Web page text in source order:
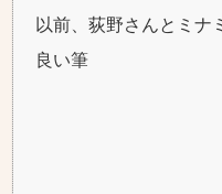
以前、荻野さんとミ
良い筆